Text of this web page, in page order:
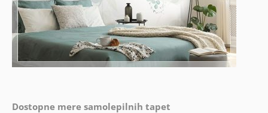
Dostopne mere samolepilnih tapet